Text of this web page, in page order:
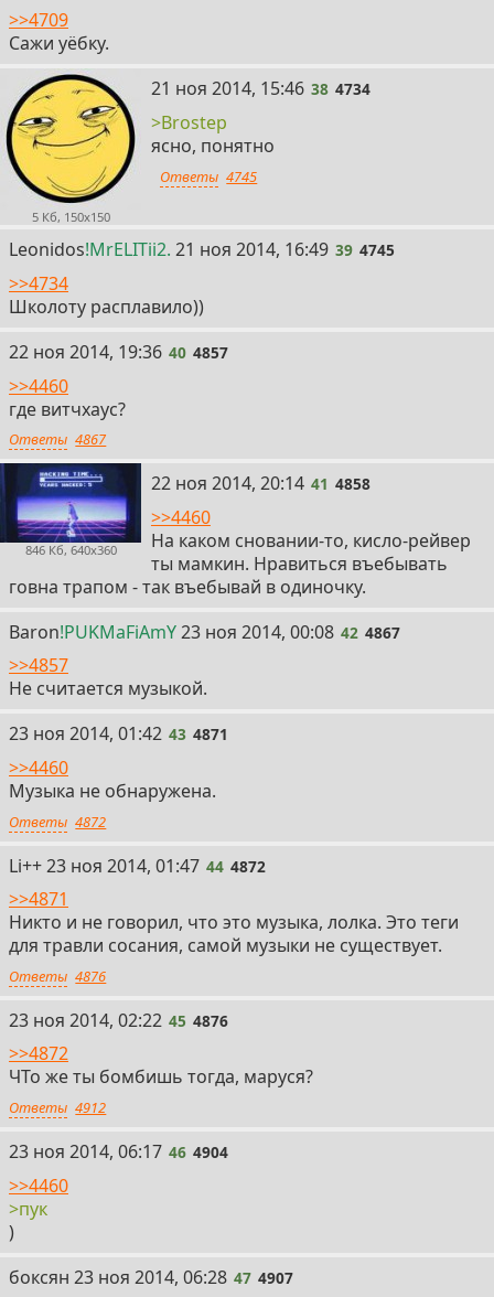
>>4709
Сажи уёбку.
5 Кб, 150x150
38
21 ноя 2014, 15:46 38 4734
>Brostep
ясно, понятно
Ответы 4745
Leonidos!MrELITii2. 39
21 ноя 2014, 16:49 39 4745
>>4734
Школоту расплавило))
40
22 ноя 2014, 19:36 40 4857
>>4460
где витчхаус?
Ответы 4867
846 Кб, 640x360
41
22 ноя 2014, 20:14 41 4858
>>4460
На каком сновании-то, кисло-рейвер
ты мамкин. Нравиться въебывать
говна трапом - так въебывай в одиночку.
Baron!PUKMaFiAmY 42
23 ноя 2014, 00:08 42 4867
>>4857
Не считается музыкой.
43
23 ноя 2014, 01:42 43 4871
>>4460
Музыка не обнаружена.
Ответы 4872
Li++ 44
23 ноя 2014, 01:47 44 4872
>>4871
Никто и не говорил, что это музыка, лолка. Это теги
для травли сосания, самой музыки не существует.
Ответы 4876
45
23 ноя 2014, 02:22 45 4876
>>4872
ЧТо же ты бомбишь тогда, маруся?
Ответы 4912
46
23 ноя 2014, 06:17 46 4904
>>4460
>пук
)
боксян 47
23 ноя 2014, 06:28 47 4907